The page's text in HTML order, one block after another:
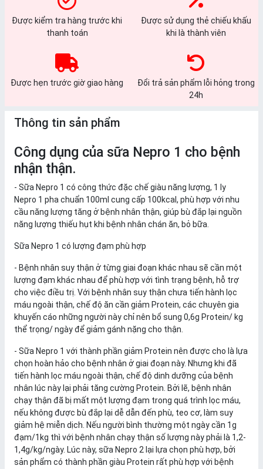
Được kiểm tra hàng trước khi
thanh toán
Được sử dụng thẻ chiếu khấu
khi là thành viên
Được hẹn trước giờ giao hàng
Đổi trả sản phẩm lỗi hỏng trong
24h
Thông tin sản phẩm
Công dụng của sữa Nepro 1 cho bệnh
nhận thận.
- Sữa Nepro 1 có công thức đặc chế giàu năng lượng, 1 ly
Nepro 1 pha chuẩn 100ml cung cấp 100kcal, phù hợp với nhu
cầu năng lượng tăng ở bệnh nhân thận, giúp bù đắp lại nguồn
năng lượng thiếu hụt khi bệnh nhân chán ăn, bỏ bữa.
Sữa Nepro 1 có lượng đạm phù hợp
- Bệnh nhân suy thận ở từng giai đoạn khác nhau sẽ cần một
lượng đạm khác nhau để phù hợp với tình trạng bệnh, hỗ trợ
cho việc điều trị. Với bệnh nhân suy thận chưa tiến hành lọc
máu ngoài thận, chế độ ăn cần giảm Protein, các chuyên gia
khuyến cáo những người này chỉ nên bổ sung 0,6g Protein/ kg
thể trọng/ ngày để giảm gánh nặng cho thận.
- Sữa Nepro 1 với thành phần giảm Protein nên được cho là lựa
chọn hoàn hảo cho bệnh nhân ở giai đoạn này. Nhưng khi đã
tiến hành lọc máu ngoài thận, chế độ dinh dưỡng của bệnh
nhân lúc này lại phải tăng cường Protein. Bởi lẽ, bệnh nhân
chạy thận đã bị mất một lượng đạm trong quá trình lọc máu,
nếu không được bù đắp lại dễ dẫn đến phù, teo cơ, làm suy
giảm hệ miễn dịch. Nếu người bình thường một ngày cần 1g
đạm/1kg thì với bệnh nhân chạy thận số lượng này phải là 1,2-
1,4g/kg/ngày. Lúc này, sữa Nepro 2 lại lựa chọn phù hợp, bởi
sản phẩm có thành phần giàu Protein rất phù hợp với bệnh